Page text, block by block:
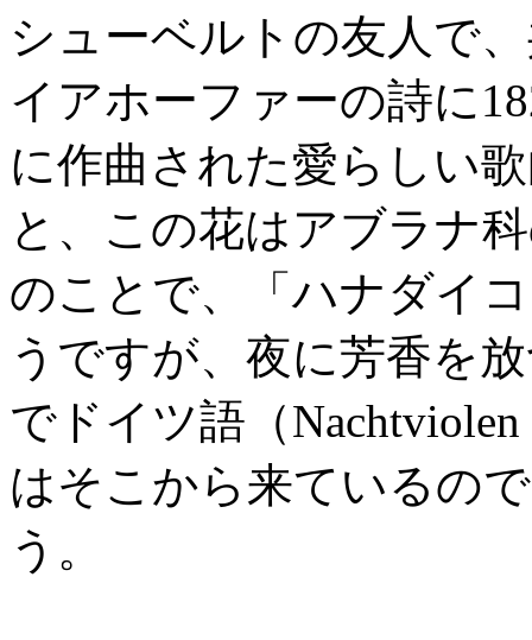
シューベルトの友人で
イアホーファーの詩に
に作曲された愛らしい
と、この花はアブラナ
のことで、「ハナダイ
うですが、夜に芳香を
でドイツ語（
はそこから来ているの
う。